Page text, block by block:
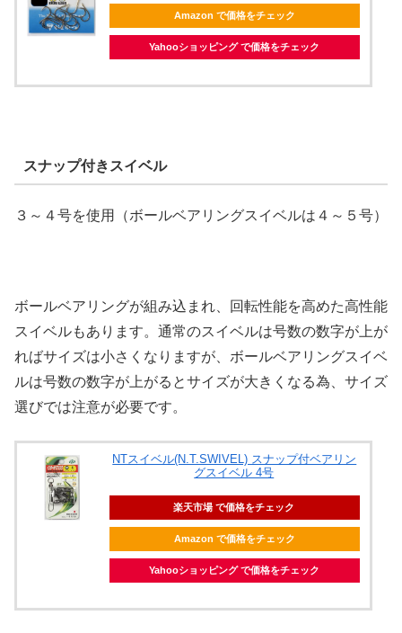
Amazon で価格をチェック
Yahooショッピング で価格をチェック
スナップ付きスイベル
３～４号を使用（ボールベアリングスイベルは４～５号）
ボールベアリングが組み込まれ、回転性能を高めた高性能
スイベルもあります。通常のスイベルは号数の数字が上が
ればサイズは小さくなりますが、ボールベアリングスイベ
ルは号数の数字が上がるとサイズが大きくなる為、サイズ
選びでは注意が必要です。
NTスイベル(N.T.SWIVEL) スナップ付ベアリン
グスイベル 4号
楽天市場 で価格をチェック
Amazon で価格をチェック
Yahooショッピング で価格をチェック